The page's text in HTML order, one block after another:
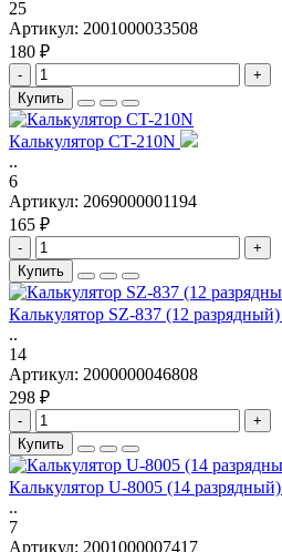
25
Артикул: 2001000033508
180 ₽
-
+
Купить
Калькулятор CT-210N
..
6
Артикул: 2069000001194
165 ₽
-
+
Купить
Калькулятор SZ-837 (12 разрядный)
..
14
Артикул: 2000000046808
298 ₽
-
+
Купить
Калькулятор U-8005 (14 разрядный)
..
7
Артикул: 2001000007417